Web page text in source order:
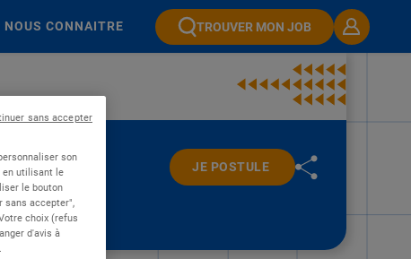
NOUS CONNAITRE TROUVER MON JOB
JE POSTULE
son
en utilisant le
le bouton
sans accepter",
choix (refus
d'avis à
sans accepter